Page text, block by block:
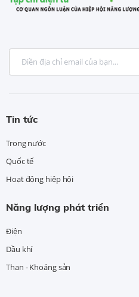
Tin tức
Trong nước
Quốc tế
Hoạt động hiệp hội
Năng lượng phát triển
Điện
Dầu khí
Than - Khoáng sản